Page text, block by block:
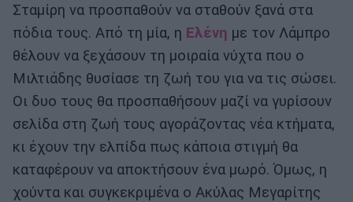
Στα­μίρη να προσπαθούν να σταθούν ξανά στα
πόδια τους. Από τη μία, η Ελένη με τον Λάμπρο
θέλουν να ξεχάσουν τη μοιραία νύχτα που ο
Μιλτιάδης θυσίασε τη ζωή του για να τις σώσει.
Οι δυο τους θα προσπαθήσουν μα­ζί να γυρίσουν
σελίδα στη ζωή τους αγοράζοντας νέα κτήματα,
κι έχουν την ελπίδα πως κάποια στιγμή θα
καταφέρουν να αποκτήσουν ένα μωρό. Όμως, η
χούντα και συγκεκριμένα ο Ακύλας Μεγαρίτης